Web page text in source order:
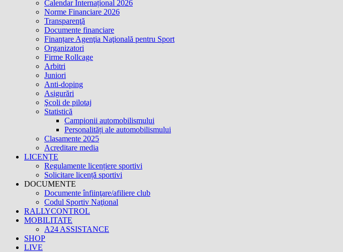
Calendar Internațional 2026
Norme Financiare 2026
Transparenţă
Documente financiare
Finanțare Agenţia Naţională pentru Sport
Organizatori
Firme Rollcage
Arbitri
Juniori
Anti-doping
Asigurări
Şcoli de pilotaj
Statistică
Campionii automobilismului
Personalități ale automobilismului
Clasamente 2025
Acreditare media
LICENȚE
Regulamente licențiere sportivi
Solicitare licență sportivi
DOCUMENTE
Documente înfiinţare/afiliere club
Codul Sportiv Naţional
RALLYCONTROL
MOBILITATE
A24 ASSISTANCE
SHOP
LIVE